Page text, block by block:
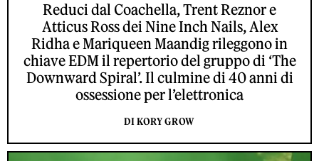
Reduci dal Coachella, Trent Reznor e
Atticus Ross dei Nine Inch Nails, Alex
Ridha e Mariqueen Maandig rileggono in
chiave EDM il repertorio del gruppo di ‘The
Downward Spiral’. Il culmine di 40 anni di
ossessione per l’elettronica
DI KORY GROW